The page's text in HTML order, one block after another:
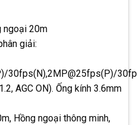
ngoại 20m
giải:
30fps(N),2MP@25fps(P)/
AGC ON). Ống kính 3.6mm
Hồng ngoại thông minh,